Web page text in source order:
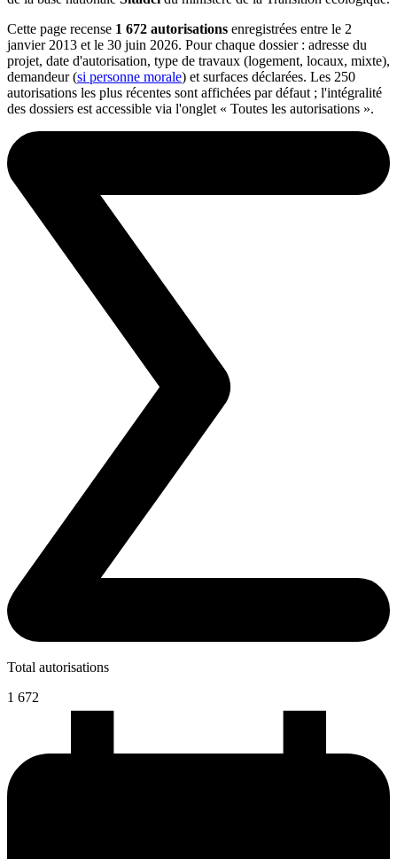
Cette page recense 1 672 autorisations enregistrées entre le 2
janvier 2013 et le 30 juin 2026. Pour chaque dossier : adresse du
projet, date d'autorisation, type de travaux (logement, locaux, mixte),
demandeur (si personne morale) et surfaces déclarées. Les 250
autorisations les plus récentes sont affichées par défaut ; l'intégralité
des dossiers est accessible via l'onglet « Toutes les autorisations ».
Total autorisations
1 672